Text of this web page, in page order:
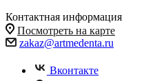
Контактная информация
Посмотреть на карте
zakaz@artmedenta.ru
Вконтакте